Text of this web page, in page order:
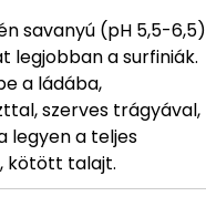
savanyú (pH 5,5-6,5)
legjobban a surfiniák.
a ládába,
szerves trágyával,
legyen a teljes
kötött talajt.